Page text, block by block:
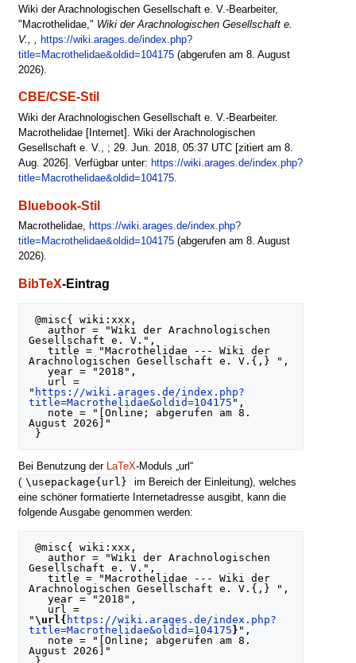
Wiki der Arachnologischen Gesellschaft e. V.-Bearbeiter,
"Macrothelidae," Wiki der Arachnologischen Gesellschaft e.
V., , https://wiki.arages.de/index.php?
title=Macrothelidae&oldid=104175(abgerufen am 8. August
2026).
CBE/CSE-Stil
Wiki der Arachnologischen Gesellschaft e. V.-Bearbeiter.
Macrothelidae [Internet]. Wiki der Arachnologischen
Gesellschaft e. V., ; 29. Jun. 2018, 05:37 UTC [zitiert am 8.
Aug. 2026]. Verfügbar unter: https://wiki.arages.de/index.php?
title=Macrothelidae&oldid=104175.
Bluebook-Stil
Macrothelidae, https://wiki.arages.de/index.php?
title=Macrothelidae&oldid=104175(abgerufen am 8. August
2026).
BibTeX-Eintrag
@misc{ wiki:xxx,
Gesellschaft e. V.",
   title = "Macrothelidae --- Wiki der
Arachnologischen Gesellschaft e. V.{,} ",
   year = "2018",
" https://wiki.arages.de/index.php?
title=Macrothelidae&oldid=104175 ",
August 2026]"
Bei Benutzung der LaTeX-Moduls „url“
( \usepackage{url}
im Bereich der Einleitung), welches
eine schöner formatierte Internetadresse ausgibt, kann die
folgende Ausgabe genommen werden:
@misc{ wiki:xxx,
Gesellschaft e. V.",
   title = "Macrothelidae --- Wiki der
Arachnologischen Gesellschaft e. V.{,} ",
   year = "2018",
"\url{ https://wiki.arages.de/index.php?
title=Macrothelidae&oldid=104175 } ",
August 2026]"